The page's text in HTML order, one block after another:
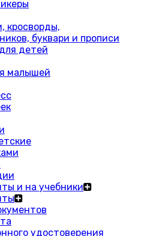
кросворды,
буквари и прописи
детей
малышей
и на учебники
удостоверения